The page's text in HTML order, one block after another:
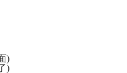
)
)